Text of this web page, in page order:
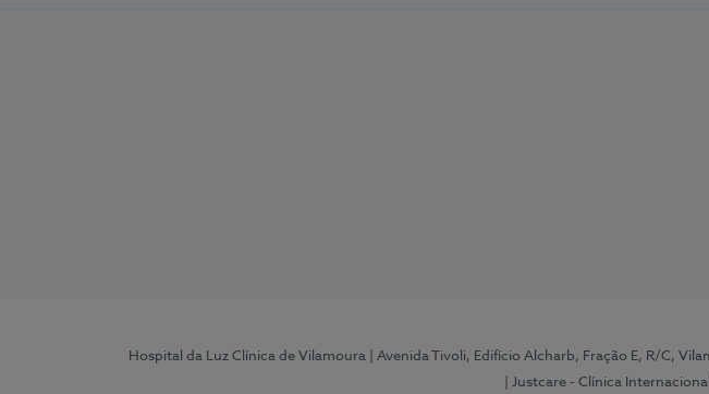
Hospital da Luz Clínica de Vilamoura | Avenida Tivoli, Edifício Alcharb, Fração E, R/C,
| Justcare - Clínica